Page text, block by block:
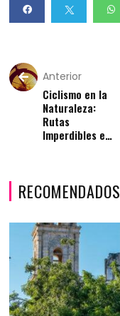
Anterior
Ciclismo en la
Naturaleza:
Rutas
Imperdibles en
RECOMENDADOS